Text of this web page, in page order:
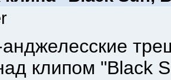
клипом "Black